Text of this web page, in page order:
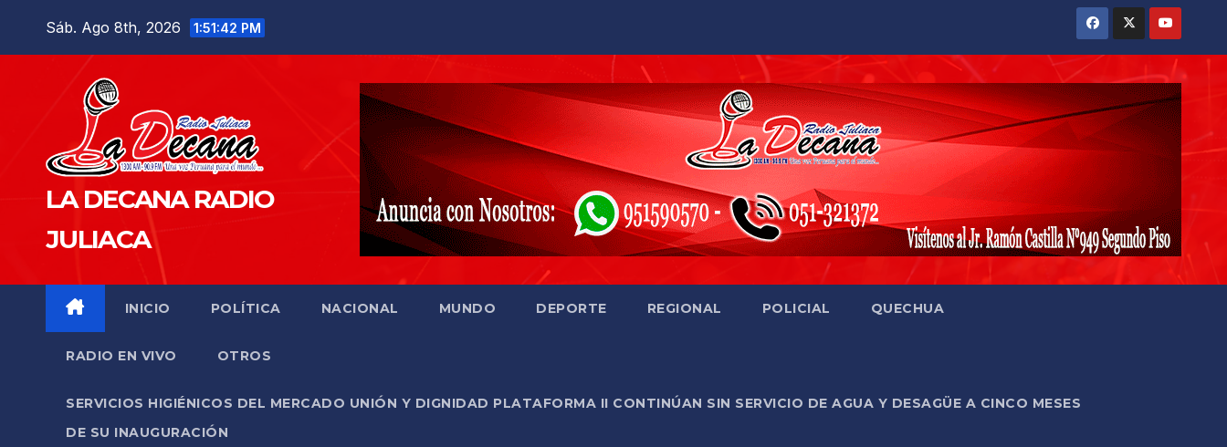
Sáb. Ago 8th, 2026 1:51:44 PM
LA DECANA RADIO
JULIACA
INICIO POLÍTICA NACIONAL MUNDO DEPORTE REGIONAL POLICIAL QUECHUA
RADIO EN VIVO OTROS
SERVICIOS HIGIÉNICOS DEL MERCADO UNIÓN Y DIGNIDAD PLATAFORMA II CONTINÚAN SIN SERVICIO DE AGUA Y DESAGÜE A CINCO MESES
DE SU INAUGURACIÓN